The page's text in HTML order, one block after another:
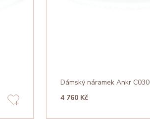
Dámský náramek Ankr C030
4 760 Kč